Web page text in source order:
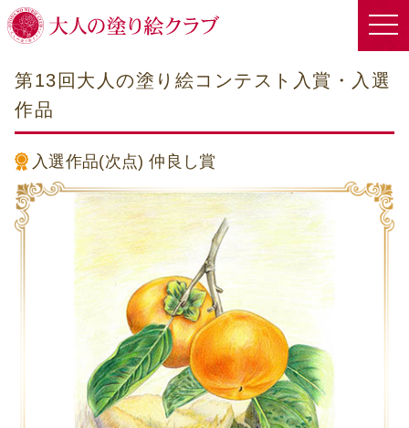
第13回大人の塗り絵コンテスト入賞・入選
作品
入選作品(次点)仲良し賞